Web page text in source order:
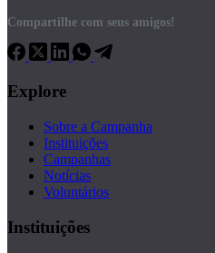
Compartilhe com seus amigos!
Explore
Sobre a Campanha
Instituições
Campanhas
Notícias
Voluntários
Instituições